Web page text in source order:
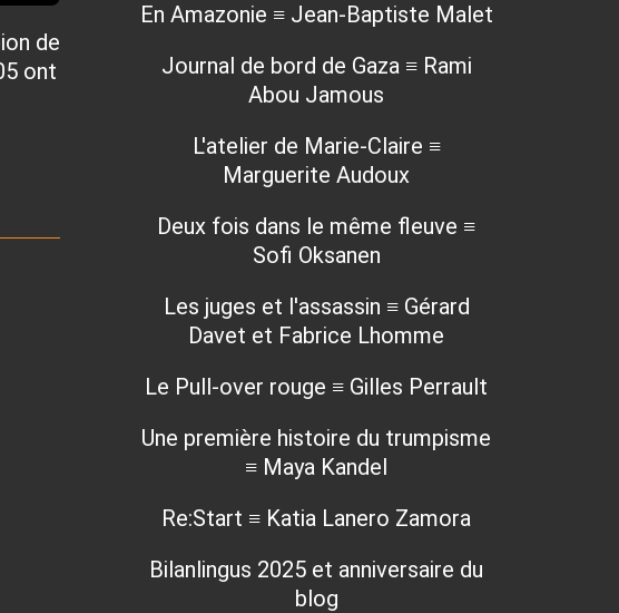
de
ont
En Amazonie ≡ Jean-Baptiste Malet
Journal de bord de Gaza ≡ Rami
Abou Jamous
L'atelier de Marie-Claire ≡
Marguerite Audoux
Deux fois dans le même fleuve ≡
Sofi Oksanen
Les juges et l'assassin ≡ Gérard
Davet et Fabrice Lhomme
Le Pull-over rouge ≡ Gilles Perrault
Une première histoire du trumpisme
≡ Maya Kandel
Re:Start ≡ Katia Lanero Zamora
Bilanlingus 2025 et anniversaire du
blog